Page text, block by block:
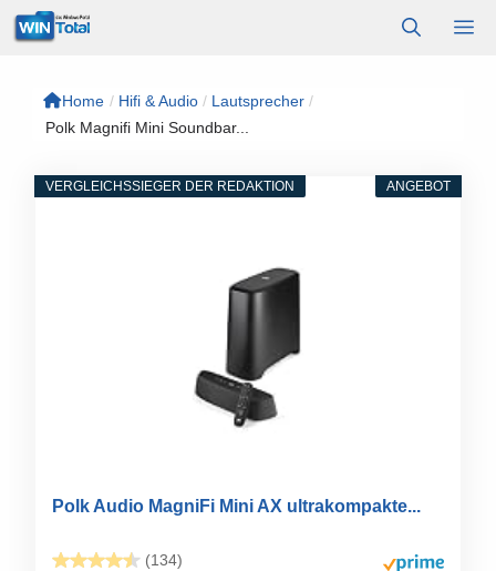
Zum
Inhalt
Home / Hifi & Audio / Lautsprecher /
Polk Magnifi Mini Soundbar...
ANGEBOT
VERGLEICHSSIEGER DER REDAKTION
Polk Audio MagniFi Mini AX ultrakompakte...
(134)